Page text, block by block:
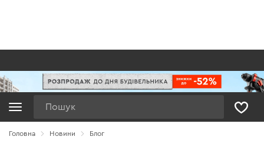
Головна Новини Блог